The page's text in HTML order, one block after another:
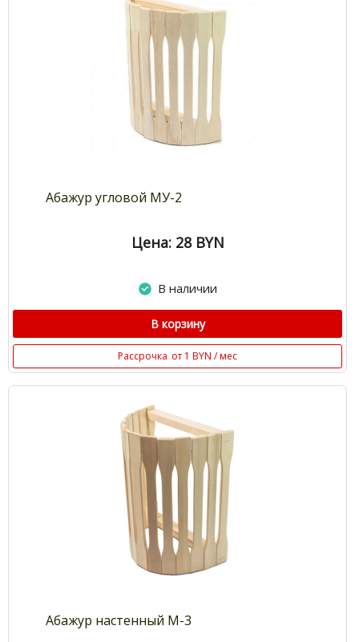
Абажур угловой МУ-2
Цена: 28 BYN
В наличии
В корзину
Рассрочка от 1 BYN / мес
Абажур настенный М-3